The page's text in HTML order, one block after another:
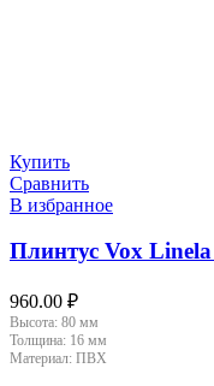
Купить
Сравнить
В избранное
Плинтус Vox
960.00 ₽
Высота: 80 мм
Толщина: 16 мм
Материал: ПВХ